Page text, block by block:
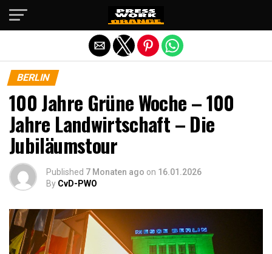
BERLIN
100 Jahre Grüne Woche – 100
Jahre Landwirtschaft – Die
Jubiläumstour
Published 7 Monaten ago on 16.01.2026
By CvD-PWO
Die mobile Version verlassen